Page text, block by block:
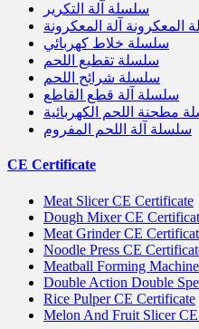
سلسلة آلة التكرير
المعكرونة آلة المعكرونة
سلسلة خلاط كهربائي
سلسلة تقطيع اللحم
سلسلة شرائح اللحم
سلسلة آلة قطع القاطع
مطحنة اللحم الكهربائية
سلسلة آلة اللحم المفروم
CE Certificate
Meat Slicer CE Certificate
Dough Mixer CE
Meat Grinder CE
Noodle Press CE
Meatball Forming
Double Action Double
Rice Pulper CE Certificate
Melon And Fruit Slicer